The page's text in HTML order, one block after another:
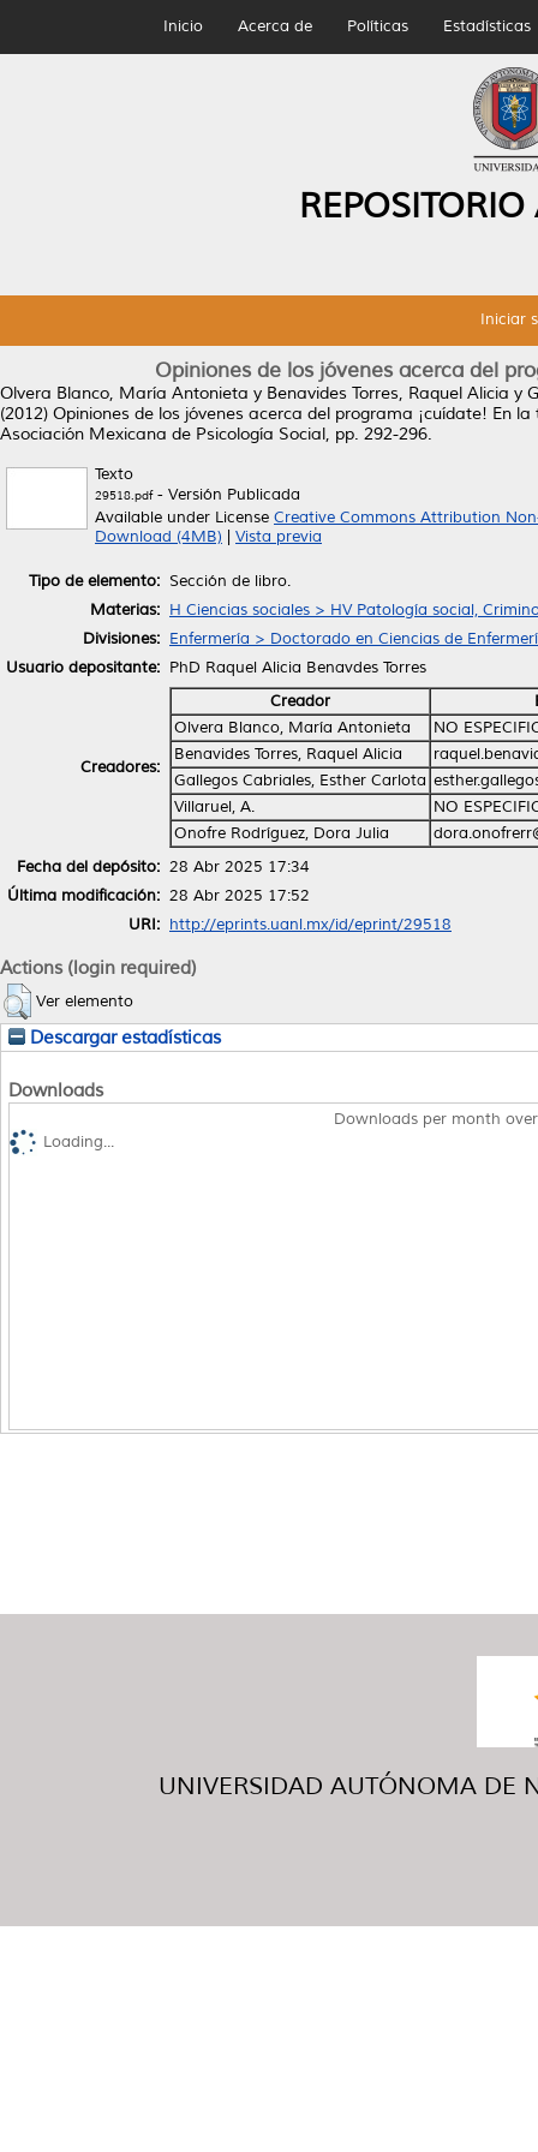
Inicio Acerca de Políticas Estadísticas
Iniciar
Opiniones de los jóvenes acerca del
Olvera Blanco, María Antonieta y Benavides Torres, Raquel Alicia y
(2012) Opiniones de los jóvenes acerca del programa ¡cuídate! En
Asociación Mexicana de Psicología Social, pp. 292-296.
Texto
29518.pdf- Versión Publicada
Available under License Creative Commons Attribution
Download (4MB)
Vista previa
Tipo de elemento: Sección de libro.
Materias: H Ciencias sociales > HV Patología social,
Divisiones: Enfermería > Doctorado en Ciencias de
Usuario depositante: PhD Raquel Alicia Benavdes Torres
Creadores:
Creador
Olvera Blanco, María Antonieta
NO
Benavides Torres, Raquel Alicia
Gallegos Cabriales, Esther Carlota
Villaruel, A.
NO
Onofre Rodríguez, Dora Julia
Fecha del depósito: 28 Abr 2025 17:34
Última modificación: 28 Abr 2025 17:52
URI: http://eprints.uanl.mx/id/eprint/29518
Actions (login required)
Ver elemento
Descargar estadísticas
Downloads
Downloads per month
Loading...
UNIVERSIDAD AUTÓNOMA DE